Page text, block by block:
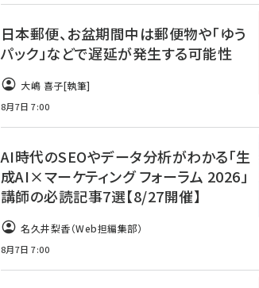
日本郵便、お盆期間中は郵便物や「ゆう
パック」などで遅延が発生する可能性
大嶋 喜子[執筆]
8月7日 7:00
AI時代のSEOやデータ分析がわかる「生
成AI×マーケティング フォーラム 2026」
講師の必読記事7選【8/27開催】
名久井梨香（Web担編集部）
8月7日 7:00